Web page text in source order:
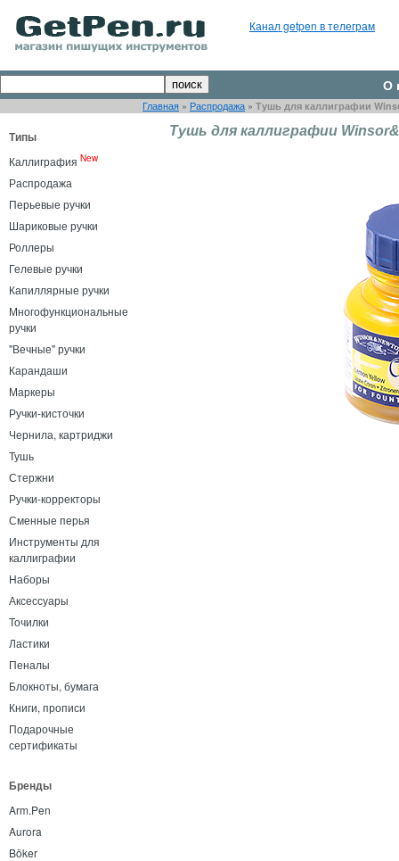
Канал getpen в телеграм
О
Главная » Распродажа » Тушь для каллиграфии
Типы
Каллиграфия New
Распродажа
Перьевые ручки
Шариковые ручки
Роллеры
Гелевые ручки
Капиллярные ручки
Многофункциональные
ручки
"Вечные" ручки
Карандаши
Маркеры
Ручки-кисточки
Чернила, картриджи
Тушь
Стержни
Ручки-корректоры
Сменные перья
Инструменты для
каллиграфии
Наборы
Аксессуары
Точилки
Ластики
Пеналы
Блокноты, бумага
Книги, прописи
Подарочные
сертификаты
Бренды
Arm.Pen
Aurora
Böker
Тушь для каллиграфии